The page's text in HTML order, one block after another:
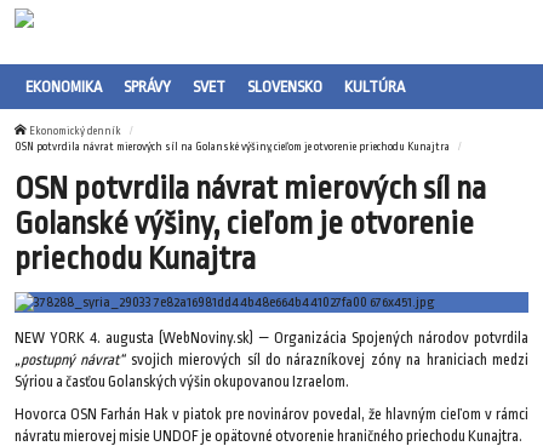
EKONOMIKA SPRÁVY SVET SLOVENSKO KULTÚRA
Ekonomický denník
OSN potvrdila návrat mierových síl na Golanské výšiny, cieľom je otvorenie priechodu Kunajtra
OSN potvrdila návrat mierových síl na
Golanské výšiny, cieľom je otvorenie
priechodu Kunajtra
NEW YORK 4. augusta (WebNoviny.sk) — Organizácia Spojených národov potvrdila
„postupný návrat“svojich mierových síl do nárazníkovej zóny na hraniciach medzi
Sýriou a časťou Golanských výšin okupovanou Izraelom.
Hovorca OSN Farhán Hak v piatok pre novinárov povedal, že hlavným cieľom v rámci
návratu mierovej misie UNDOF je opätovné otvorenie hraničného priechodu Kunajtra.